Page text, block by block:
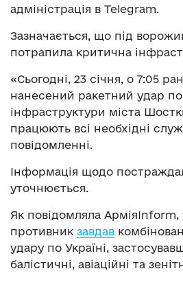
адміністрація в Telegram.
Зазначається, що під
потрапила критична
«Сьогодні, 23 січня, о 7:05
нанесений ракетний удар по
інфраструктури міста
працюють всі необхідні
повідомленні.
Інформація щодо
уточнюється.
Як повідомляла АрміяInform,
противник завдав
удару по Україні,
балістичні, авіаційні та